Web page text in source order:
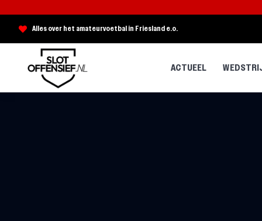
Alles over het amateurvoetbal in Friesland e.o.
ACTUEEL